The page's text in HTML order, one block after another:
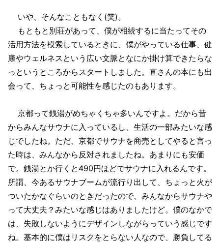
いや、そんなこともなく(笑)。
もともと別荘があって、僕が相続するに当たってその
活用方法を模索しているときに、僕がやっている仕事、健
康やウェルネスという広い文脈となにか掛け算できたらな
っというところからスタートしました。直さんの本にも出
会って、ちょっと可能性を感じたのもあります。
京都って銭湯がめちゃくちゃ多いんですよ。だから昔
からみんなサウナに入っているし、生活の一部みたいな感
じでしたね。ただ、京都でサウナを商売としてやると言っ
た時は、みんなから反対されましたね。あまりにも安価
で。銭湯とか行くと490円ほどでサウナに入れるんです。
所謂、今あるサウナブームが流行り出して、ちょっと火が
ついたかなぐらいのときだったので、みんなからサウナや
って大丈夫？みたいな感じはありましたけど。僕のなかで
は、失敗しないようにデザインしながらっていう感じです
ね。基本的に僕はリスクをとらない人なので、勝負してる